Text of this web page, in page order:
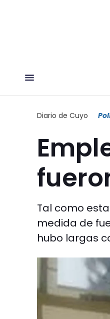
Diario de Cuyo
Tal como
medida de
hubo largas